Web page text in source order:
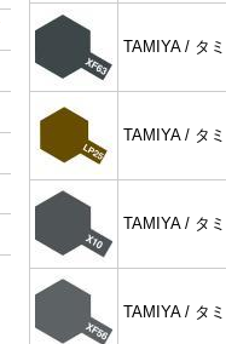
TAMIYA / タ
TAMIYA / タ
TAMIYA / タ
TAMIYA / タ